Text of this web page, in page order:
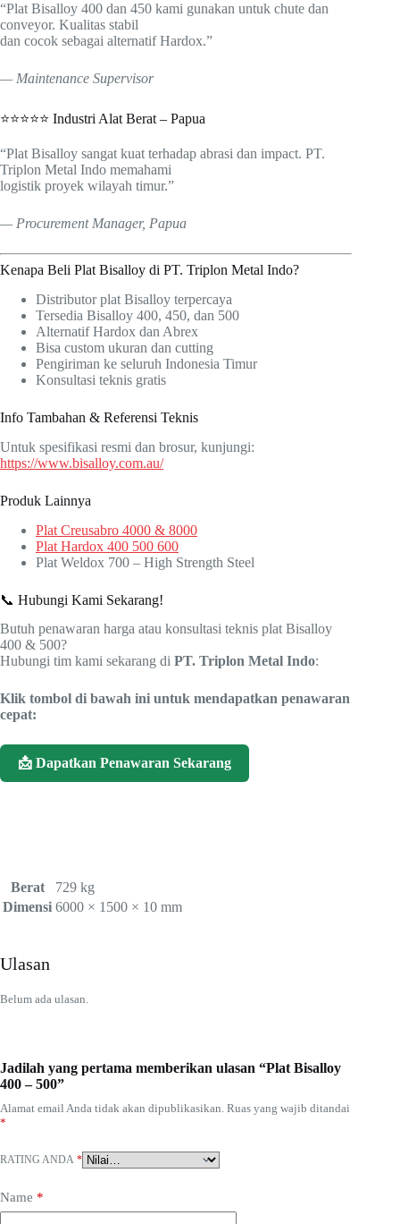
“Plat Bisalloy 400 dan 450 kami gunakan untuk chute dan
conveyor. Kualitas stabil
dan cocok sebagai alternatif Hardox.”
— Maintenance Supervisor
⭐⭐⭐⭐⭐ Industri Alat Berat – Papua
“Plat Bisalloy sangat kuat terhadap abrasi dan impact. PT.
Triplon Metal Indo memahami
logistik proyek wilayah timur.”
— Procurement Manager, Papua
Kenapa Beli Plat Bisalloy di PT. Triplon Metal Indo?
Distributor plat Bisalloy terpercaya
Tersedia Bisalloy 400, 450, dan 500
Alternatif Hardox dan Abrex
Bisa custom ukuran dan cutting
Pengiriman ke seluruh Indonesia Timur
Konsultasi teknis gratis
Info Tambahan & Referensi Teknis
Untuk spesifikasi resmi dan brosur, kunjungi:
https://www.bisalloy.com.au/
Produk Lainnya
Plat Creusabro 4000 & 8000
Plat Hardox 400 500 600
Plat Weldox 700 – High Strength Steel
📞 Hubungi Kami Sekarang!
Butuh penawaran harga atau konsultasi teknis plat Bisalloy
400 & 500?
Hubungi tim kami sekarang di PT. Triplon Metal Indo:
Klik tombol di bawah ini untuk mendapatkan penawaran
cepat:
📩 Dapatkan Penawaran Sekarang
Berat
729 kg
Dimensi 6000 × 1500 × 10 mm
Ulasan
Belum ada ulasan.
Jadilah yang pertama memberikan ulasan “Plat Bisalloy
400 – 500”
Alamat email Anda tidak akan dipublikasikan. Ruas yang wajib ditandai
*
RATING ANDA *
Name *